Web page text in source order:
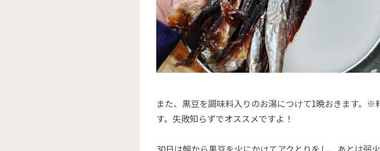
また、黒豆を調味料入りのお湯につけて1晩おきます。
す。失敗知らずでオススメですよ！